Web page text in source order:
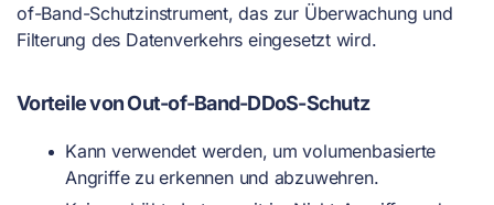
of-Band-Schutzinstrument, das zur Überwachung und
Filterung des Datenverkehrs eingesetzt wird.
Vorteile von Out-of-Band-DDoS-Schutz
Kann verwendet werden, um volumenbasierte
Angriffe zu erkennen und abzuwehren.